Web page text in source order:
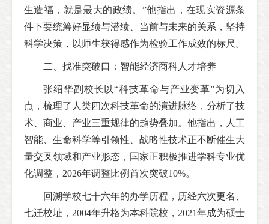
生造福，就是最大的政绩。”他指出，在现实资源条
件下要统筹好显绩与潜绩、当前与未来的关系，坚持
科学决策，以师生获得感作为检验工作成效的标尺。
二、找准突破口：智能经济商科人才培养
张绍华副校长以“科技革命与产业变革”为切入
点，梳理了人类四次科技革命的演进脉络，分析了技
术、商业、产业三重规律的趋势叠加。他指出，人工
智能、生命科学等引领性、战略性技术正不断催生大
量交叉领域和产业形态，国家正积极推进学科专业优
化调整，2026年调整比例首次突破10%。
回溯学校七十六年的办学历程，历经六次更名、
七迁校址，2004年升格为本科院校，2021年成为硕士